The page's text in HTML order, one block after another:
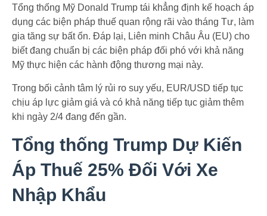
Tổng thống Mỹ Donald Trump tái khẳng định kế hoạch áp
dụng các biện pháp thuế quan rộng rãi vào tháng Tư, làm
gia tăng sự bất ổn. Đáp lại, Liên minh Châu Âu (EU) cho
biết đang chuẩn bị các biện pháp đối phó với khả năng
Mỹ thực hiện các hành động thương mại này.
Trong bối cảnh tâm lý rủi ro suy yếu, EUR/USD tiếp tục
chịu áp lực giảm giá và có khả năng tiếp tục giảm thêm
khi ngày 2/4 đang đến gần.
Tổng thống Trump Dự Kiến
Áp Thuế 25% Đối Với Xe
Nhập Khẩu